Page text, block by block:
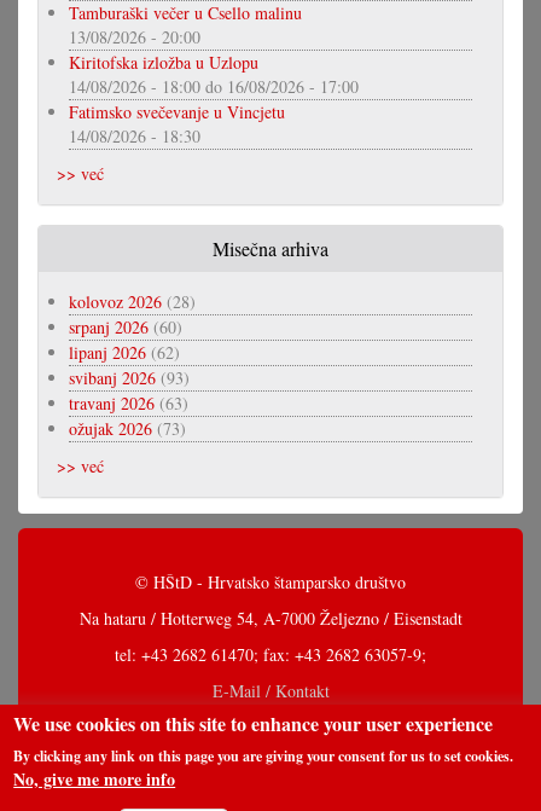
Tamburaški večer u Csello malinu
13/08/2026 - 20:00
Kiritofska izložba u Uzlopu
14/08/2026 - 18:00 do 16/08/2026 - 17:00
Fatimsko svečevanje u Vincjetu
14/08/2026 - 18:30
>> već
Misečna arhiva
kolovoz 2026 (28)
srpanj 2026 (60)
lipanj 2026 (62)
svibanj 2026 (93)
travanj 2026 (63)
ožujak 2026 (73)
>> već
© HŠtD - Hrvatsko štamparsko društvo
Na hataru / Hotterweg 54, A-7000 Željezno / Eisenstadt
tel: +43 2682 61470; fax: +43 2682 63057-9;
E-Mail / Kontakt
We use cookies on this site to enhance your user experience
By clicking any link on this page you are giving your consent for us to set cookies.
No, give me more info